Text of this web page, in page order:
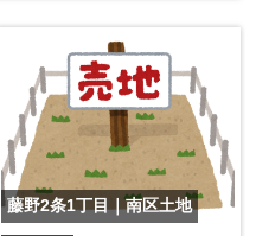
藤野2条1丁目｜南区土地